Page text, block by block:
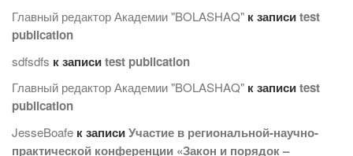
Главный редактор Академии "BOLASHAQ" к записиtest
publication
sdfsdfs к записиtest publication
Главный редактор Академии "BOLASHAQ" к записиtest
publication
JesseBoafe к записиУчастие в региональной-научно-
практической конференции «Закон и порядок –